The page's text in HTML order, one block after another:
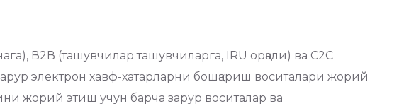
В2В (ташувчилар ташувчиларга, IRU орқали) ва C2C
электрон хавф-хатарларни бошқариш воситалари жорий
жорий этиш учун барча зарур воситалар ва